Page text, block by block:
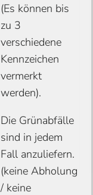
(Es können bis
zu 3
verschiedene
Kennzeichen
vermerkt
werden).
Die Grünabfälle
sind in jedem
Fall anzuliefern.
(keine Abholung
/ keine